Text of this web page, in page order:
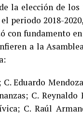
la elección de
periodo 2018-
con fundamento
a la
Eduardo
C.
C. Raúl